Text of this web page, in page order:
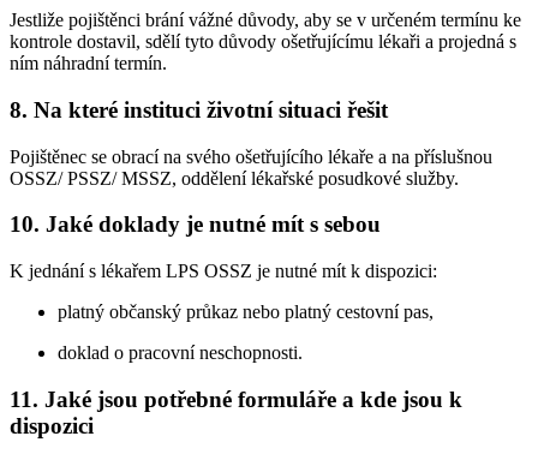
Jestliže pojištěnci brání vážné důvody, aby se v určeném termínu ke
kontrole dostavil, sdělí tyto důvody ošetřujícímu lékaři a projedná s
ním náhradní termín.
8. Na které instituci životní situaci řešit
Pojištěnec se obrací na svého ošetřujícího lékaře a na příslušnou
OSSZ/ PSSZ/ MSSZ, oddělení lékařské posudkové služby.
10. Jaké doklady je nutné mít s sebou
K jednání s lékařem LPS OSSZ je nutné mít k dispozici:
platný občanský průkaz nebo platný cestovní pas,
doklad o pracovní neschopnosti.
11. Jaké jsou potřebné formuláře a kde jsou k
dispozici